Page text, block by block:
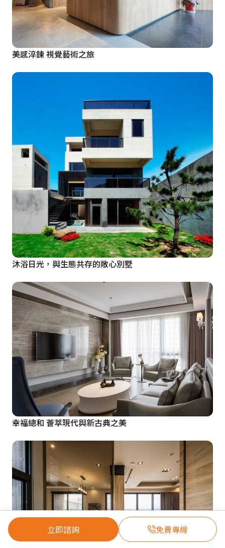
立即諮詢 免費專線
美感淬鍊 視覺藝術之旅
沐浴日光，與生態共存的敞心別墅
幸福總和 薈萃現代與新古典之美